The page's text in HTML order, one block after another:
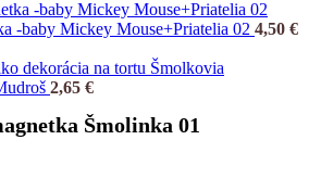
-baby Mickey Mouse+Priatelia 02 4,50 €
2,65 €
Šmolinka 01